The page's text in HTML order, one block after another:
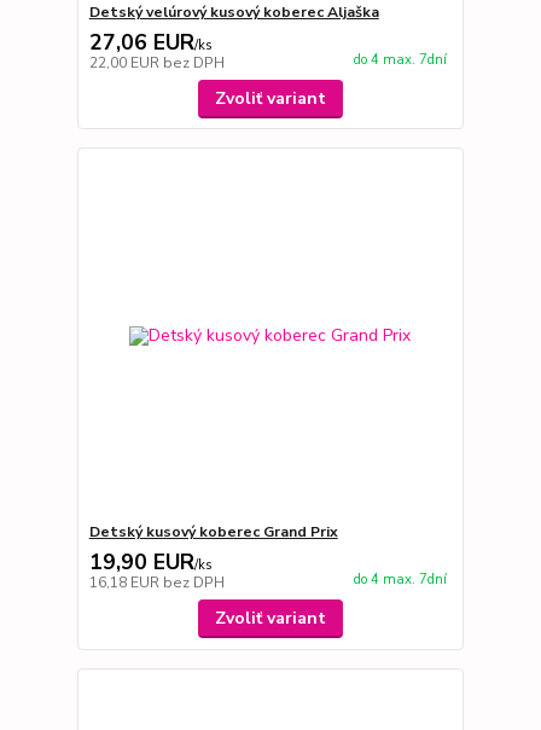
Detský velúrový kusový koberec Aljaška
27,06 EUR/ks
22,00 EUR bez DPH do 4 max. 7dní
Zvoliť variant
Detský kusový koberec Grand Prix
19,90 EUR/ks
16,18 EUR bez DPH do 4 max. 7dní
Zvoliť variant